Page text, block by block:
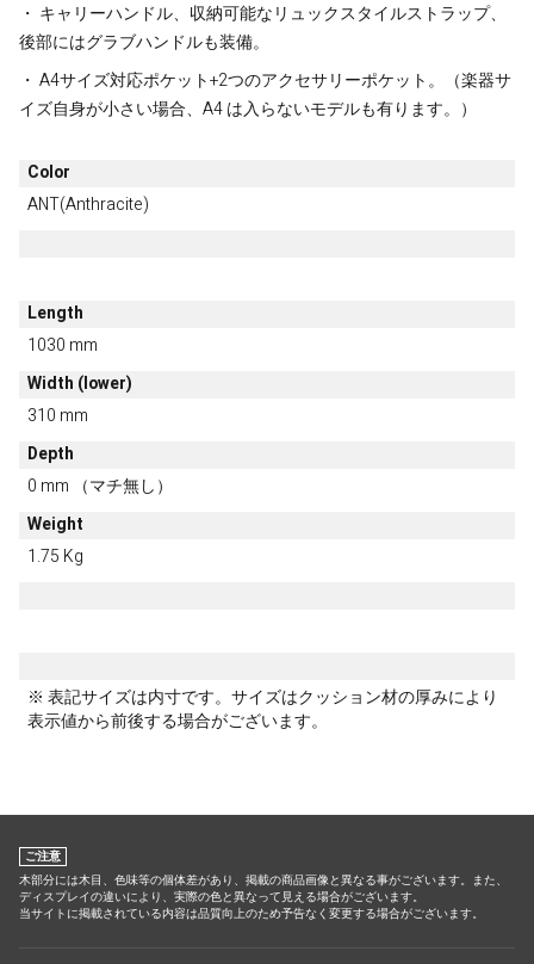
・ キャリーハンドル、収納可能なリュックスタイルストラップ、
後部にはグラブハンドルも装備。
・ A4サイズ対応ポケット+2つのアクセサリーポケット。（楽器サ
イズ自身が小さい場合、A4 は入らないモデルも有ります。）
Color
ANT(Anthracite)
Length
1030 mm
Width (lower)
310 mm
Depth
0 mm （マチ無し）
Weight
1.75 Kg
※ 表記サイズは内寸です。サイズはクッション材の厚みにより
表示値から前後する場合がございます。
ご注意
木部分には木目、色味等の個体差があり、掲載の商品画像と異なる事がございます。また、
ディスプレイの違いにより、実際の色と異なって見える場合がございます。
当サイトに掲載されている内容は品質向上のため予告なく変更する場合がございます。